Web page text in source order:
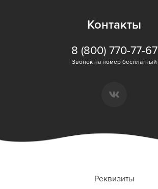
Контакты
8 (800) 770-77-67
Звонок на номер бесплатный
Реквизиты